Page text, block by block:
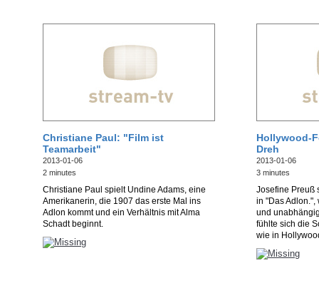
Christiane Paul: "Film ist
Teamarbeit"
2013-01-06
2 minutes
Christiane Paul spielt Undine Adams, eine
Amerikanerin, die 1907 das erste Mal ins
Adlon kommt und ein Verhältnis mit Alma
Schadt beginnt.
Hollywood-
Dreh
2013-01-06
3 minutes
Josefine Preuß
in "Das
und
fühlte sich die
wie in